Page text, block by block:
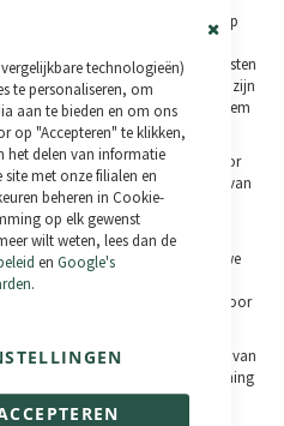
Close
Cookie
Bar
technologieën)
te personaliseren, om
aan te bieden en om ons
op "Accepteren" te klikken,
het delen van informatie
met onze filialen en
beheren in Cookie-
op elk gewenst
wilt weten, lees dan de
en Google's
.
kunt u, indien een kleine ingreep
te voorkomen, naar een
u in de buurt en wij nemen de kosten
van problemen die groter zijn
of vervangen hem en sturen hem
gerepareerd of vervangen door
onderdelen worden eigendom van
alle geïnstalleerde onderdelen
niet en starten geen nieuwe
geïnstalleerde
einde van de garantieperiode voor
van transport of verzending van
Deze kosten zijn voor rekening